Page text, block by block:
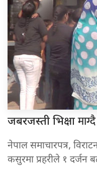
जबरजस्ती भिक्षा
नेपाल समाचारपत्र,
कसुरमा प्रहरीले १ दर्जन